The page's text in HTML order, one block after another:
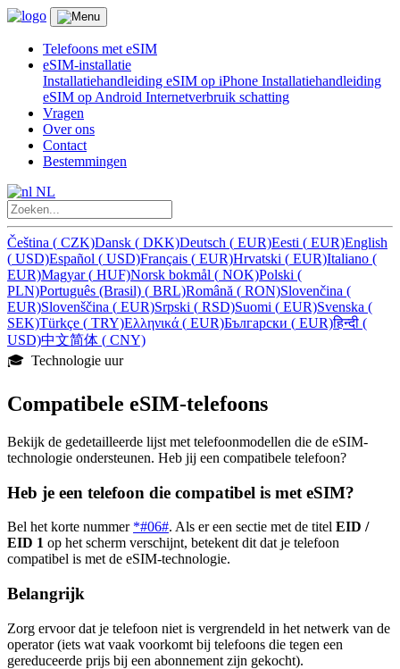
Telefoons met eSIM
eSIM-installatie
Installatiehandleiding eSIM op iPhone Installatiehandleiding
eSIM op Android Internetverbruik schatting
Vragen
Over ons
Contact
Bestemmingen
NL
Čeština ( CZK)Dansk ( DKK)Deutsch ( EUR)Eesti ( EUR)English
( USD)Español ( USD)Français ( EUR)Hrvatski ( EUR)Italiano (
EUR)Magyar( HUF)Norsk bokmål ( NOK)Polski (
PLN)Português (Brasil) ( BRL)Română ( RON)Slovenčina (
EUR)Slovenščina ( EUR)Srpski ( RSD)Suomi ( EUR)Svenska (
SEK)Türkçe ( TRY)Ελληνικά ( EUR)Български ( EUR)हिन्दी (
USD)中文简体 ( CNY)
🎓️ Technologie uur
Compatibele eSIM-telefoons
Bekijk de gedetailleerde lijst met telefoonmodellen die de eSIM-
technologie ondersteunen. Heb jij een compatibele telefoon?
Heb je een telefoon die compatibel is met eSIM?
Bel het korte nummer *#06#. Als er een sectie met de titel EID /
EID 1 op het scherm verschijnt, betekent dit dat je telefoon
compatibel is met de eSIM-technologie.
Belangrijk
Zorg ervoor dat je telefoon niet is vergrendeld in het netwerk van de
operator (iets wat vaak voorkomt bij telefoons die tegen een
gereduceerde prijs bij een abonnement zijn gekocht).